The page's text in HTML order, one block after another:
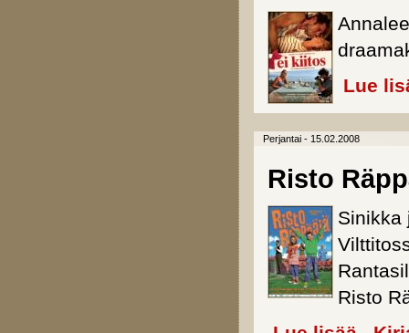
Lue
Perjantai - 15.02.2008
Risto
Sinikka
Risto
about